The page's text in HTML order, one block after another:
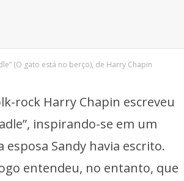
(O gato está no berço), de Harry Chapin
rock Harry Chapin escreveu
inspirando-se em um
esposa Sandy havia escrito.
entendeu, no entanto, que